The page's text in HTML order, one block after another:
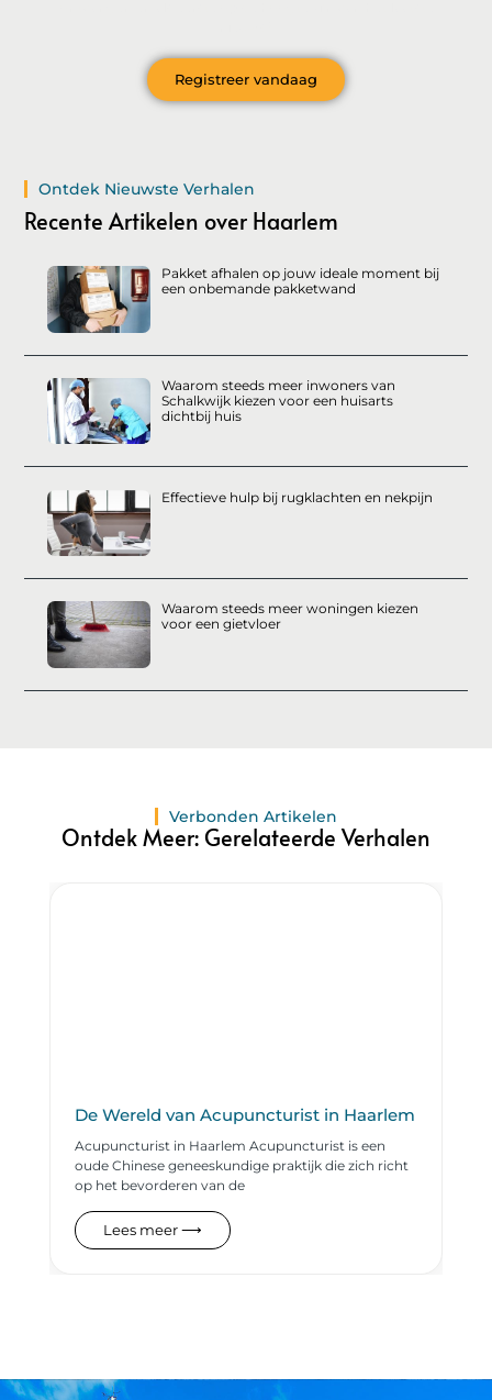
Registreer vandaag
Ontdek Nieuwste Verhalen
Recente Artikelen over Haarlem
Pakket afhalen op jouw ideale moment bij
een onbemande pakketwand
Waarom steeds meer inwoners van
Schalkwijk kiezen voor een huisarts
dichtbij huis
Effectieve hulp bij rugklachten en nekpijn
Waarom steeds meer woningen kiezen
voor een gietvloer
Verbonden Artikelen
Ontdek Meer: Gerelateerde Verhalen
De Wereld van Acupuncturist in Haarlem
Acupuncturist in Haarlem Acupuncturist is een
oude Chinese geneeskundige praktijk die zich richt
op het bevorderen van de
Lees meer ⟶